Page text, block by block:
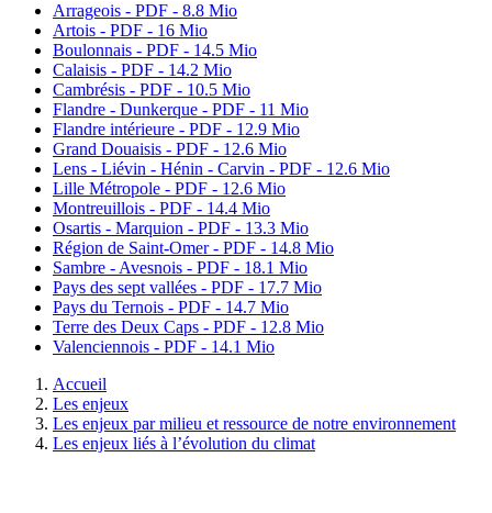
Arrageois - PDF - 8.8 Mio
Artois - PDF - 16 Mio
Boulonnais - PDF - 14.5 Mio
Calaisis - PDF - 14.2 Mio
Cambrésis - PDF - 10.5 Mio
Flandre - Dunkerque - PDF - 11 Mio
Flandre intérieure - PDF - 12.9 Mio
Grand Douaisis - PDF - 12.6 Mio
Lens - Liévin - Hénin - Carvin - PDF - 12.6 Mio
Lille Métropole - PDF - 12.6 Mio
Montreuillois - PDF - 14.4 Mio
Osartis - Marquion - PDF - 13.3 Mio
Région de Saint-Omer - PDF - 14.8 Mio
Sambre - Avesnois - PDF - 18.1 Mio
Pays des sept vallées - PDF - 17.7 Mio
Pays du Ternois - PDF - 14.7 Mio
Terre des Deux Caps - PDF - 12.8 Mio
Valenciennois - PDF - 14.1 Mio
Accueil
Les enjeux
Les enjeux par milieu et ressource de notre environnement
Les enjeux liés à l’évolution du climat